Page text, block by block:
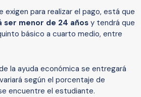
exigen para realizar el pago, está que
menor de 24 años y tendrá que
básico a cuarto medio, entre
la ayuda económica se entregará
según el porcentaje de
encuentre el estudiante.